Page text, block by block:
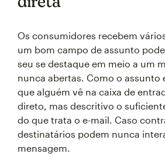
Os consumidores recebem
um bom campo de assunto
seu se destaque em meio a um
nunca abertas. Como o assunto
que alguém vê na caixa de
direto, mas descritivo o
do que trata o e-mail. Caso
destinatários podem nunca
mensagem.